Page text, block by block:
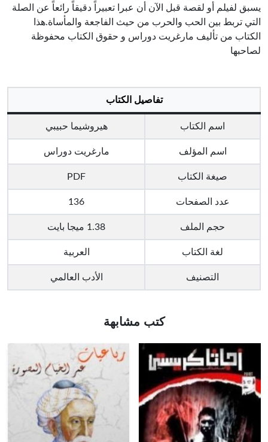
يسبق لفيلم أو لقصة قبل الآن أن عبرا تعبيراً دقيقاً رائعاً عن الصلة
التي تربط بين الحب والحرب من حيث الفاجعة والمأساة.هذا
الكتاب من تأليف مارغريت دوراس و حقوق الكتاب محفوظة
لصاحبها
تفاصيل الكتاب
اسم الكتاب هيروشيما حبيبي
اسم المؤلف مارغريت دوراس
صيغة الكتاب PDF
عدد الصفحات 136
حجم الملف 1.38 ميجا بايت
لغة الكتاب العربية
التصنيف الأدب العالمي
كتب مشابهة